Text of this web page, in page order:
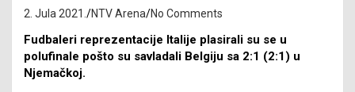
2. Jula 2021. NTV Arena No Comments
Fudbaleri reprezentacije Italije plasirali su se u
polufinale pošto su savladali Belgiju sa 2:1 (2:1) u
Njemačkoj.